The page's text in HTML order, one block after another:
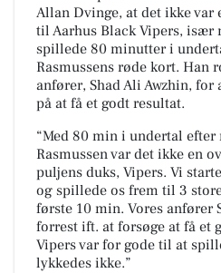
Allan Dvinge, at det ikke var
til Aarhus Black Vipers, især
spillede 80 minutter i
Rasmussens røde kort. Han
anfører, Shad Ali Awzhin,
på at få et godt resultat.
“Med 80 min i undertal
Rasmussen var det ikke en
puljens duks, Vipers. Vi
og spillede os frem til 3
første 10 min. Vores anfører
forrest ift. at forsøge at få et
Vipers var for gode til at
lykkedes ikke.”